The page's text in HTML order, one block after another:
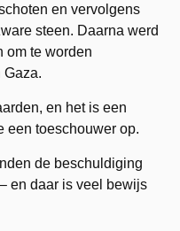
en vervolgens
steen. Daarna werd
om te worden
Gaza.
en het is een
een toeschouwer op.
de beschuldiging
en daar is veel bewijs